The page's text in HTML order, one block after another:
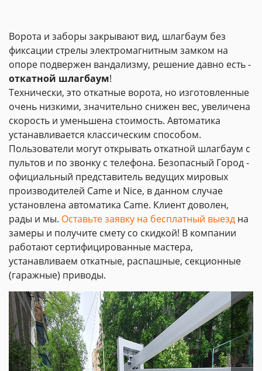
Ворота и заборы закрывают вид, шлагбаум без
фиксации стрелы электромагнитным замком на
опоре подвержен вандализму, решение давно есть -
откатной шлагбаум!
Технически, это откатные ворота, но изготовленные
очень низкими, значительно снижен вес, увеличена
скорость и уменьшена стоимость. Автоматика
устанавливается классическим способом.
Пользователи могут открывать откатной шлагбаум с
пультов и по звонку с телефона. Безопасный Город -
официальный представитель ведущих мировых
производителей Came и Nice, в данном случае
установлена автоматика Came. Клиент доволен,
рады и мы. Оставьте заявку на бесплатный выезд на
замеры и получите смету со скидкой! В компании
работают сертифицированные мастера,
устанавливаем откатные, распашные, секционные
(гаражные) приводы.